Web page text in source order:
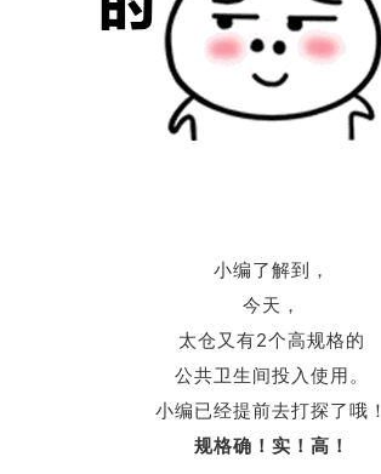
小编了解到，
今天，
太仓又有2个高规格的
公共卫生间投入使用。
小编已经提前去打探了哦！
规格确！实！高！